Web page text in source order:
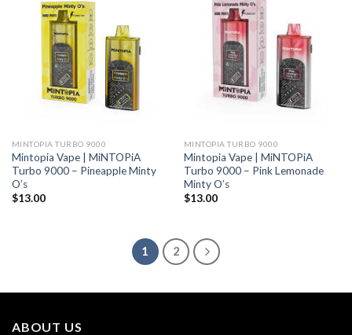
MINTOPIA TURBO 9000
Mintopia Vape | MiNTOPiA
Turbo 9000 – Pineapple Minty
O’s
$13.00
MINTOPIA TURBO 9000
Mintopia Vape | MiNTOPiA
Turbo 9000 – Pink Lemonade
Minty O’s
$13.00
1 2
ABOUT US